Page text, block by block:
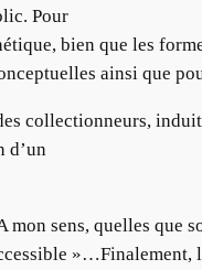
Pour
bien que les
ainsi que
collectionneurs,
d’un
sens, quelles que